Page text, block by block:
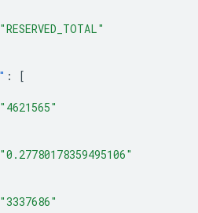
"RESERVED_TOTAL"
:
[
"4621565"
"0.27780178359495106"
"3337686"